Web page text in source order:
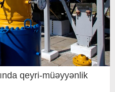
qeyri-müəyyənlik